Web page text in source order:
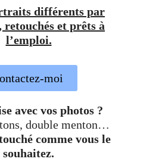
différents par
retouchés et prêts à
l’emploi.
moi
avec vos photos ?
double menton…
comme vous le
souhaitez.